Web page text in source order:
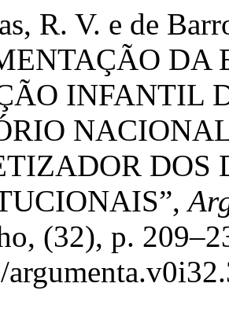
R. V. e de
DA
INFANTIL
(32), p.